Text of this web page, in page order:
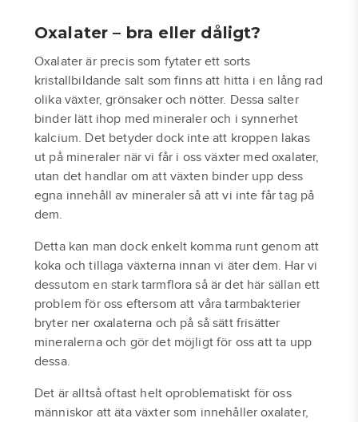
Oxalater – bra eller dåligt?
Oxalater är precis som fytater ett sorts
kristallbildande salt som finns att hitta i en lång rad
olika växter, grönsaker och nötter. Dessa salter
binder lätt ihop med mineraler och i synnerhet
kalcium. Det betyder dock inte att kroppen lakas
ut på mineraler när vi får i oss växter med oxalater,
utan det handlar om att växten binder upp dess
egna innehåll av mineraler så att vi inte får tag på
dem.
Detta kan man dock enkelt komma runt genom att
koka och tillaga växterna innan vi äter dem. Har vi
dessutom en stark tarmflora så är det här sällan ett
problem för oss eftersom att våra tarmbakterier
bryter ner oxalaterna och på så sätt frisätter
mineralerna och gör det möjligt för oss att ta upp
dessa.
Det är alltså oftast helt oproblematiskt för oss
människor att äta växter som innehåller oxalater,